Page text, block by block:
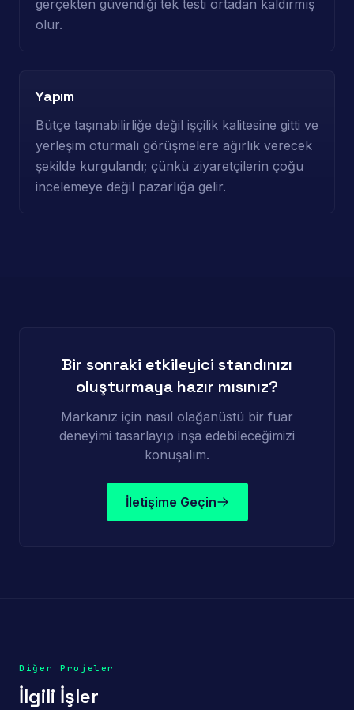
gerçekten güvendiği tek testi ortadan kaldırmış
olur.
Yapım
Bütçe taşınabilirliğe değil işçilik kalitesine gitti ve
yerleşim oturmalı görüşmelere ağırlık verecek
şekilde kurgulandı; çünkü ziyaretçilerin çoğu
incelemeye değil pazarlığa gelir.
Bir sonraki etkileyici standınızı
oluşturmaya hazır mısınız?
Markanız için nasıl olağanüstü bir fuar
deneyimi tasarlayıp inşa edebileceğimizi
konuşalım.
İletişime Geçin
Diğer Projeler
İlgili İşler